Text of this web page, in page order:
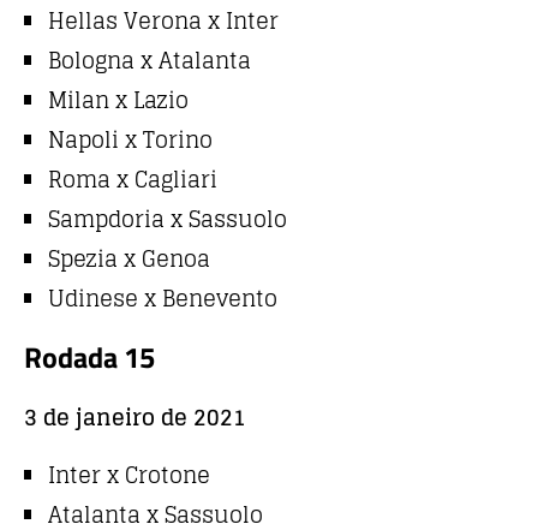
Hellas Verona x Inter
Bologna x Atalanta
Milan x Lazio
Napoli x Torino
Roma x Cagliari
Sampdoria x Sassuolo
Spezia x Genoa
Udinese x Benevento
Rodada 15
3 de janeiro de 2021
Inter x Crotone
Atalanta x Sassuolo